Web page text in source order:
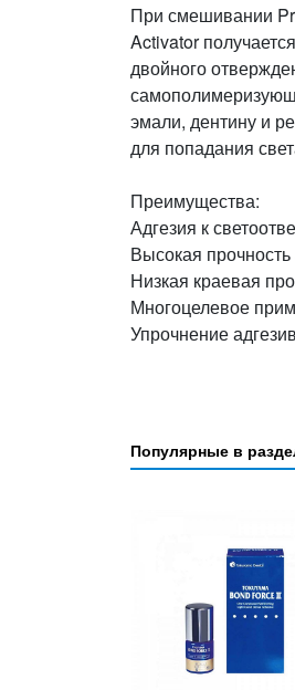
При смешивании
Activator
двойного
эмали, дентину и
для попадания
Преимущества:
Адгезия к
Высокая
Низкая краевая
Многоцелевое
Упрочнение
Популярные в